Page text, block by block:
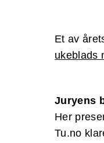
Et av
ukeblads
Juryens
Her
Tu.no